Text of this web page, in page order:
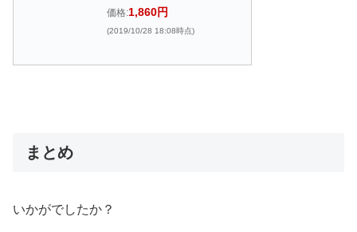
価格:1,860円
(2019/10/28 18:08時点)
まとめ
いかがでしたか？